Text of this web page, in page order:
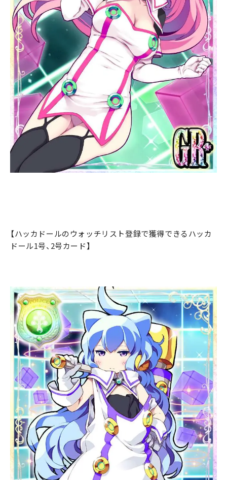
【ハッカドールのウォッチリスト登録で獲得できるハッカ
ドール1号、2号カード】